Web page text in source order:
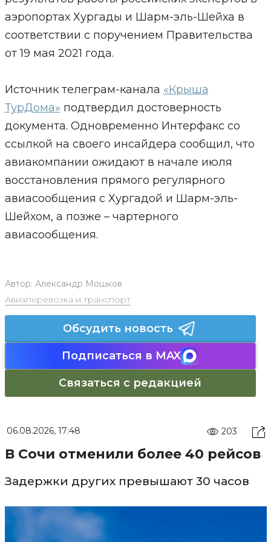
аэропортах Хургады и Шарм-эль-Шейха в
соответствии с поручением Правительства
от 19 мая 2021 года.
Источник телеграм-канала «Крыша
ТурДома» подтвердил достоверность
документа. Одновременно Интерфакс со
ссылкой на своего инсайдера сообщил, что
авиакомпании ожидают в начале июля
восстановления прямого регулярного
авиасообщения с Хургадой и Шарм-эль-
Шейхом, а позже – чартерного
авиасообщения.
Автор: Александр Мошков
Авиаперевозка и транспорт
Обсудить новость
Подписаться в MAX
Связаться с редакцией
06.08.2026, 17:48 203
В Сочи отменили более 40 рейсов
Задержки других превышают 30 часов